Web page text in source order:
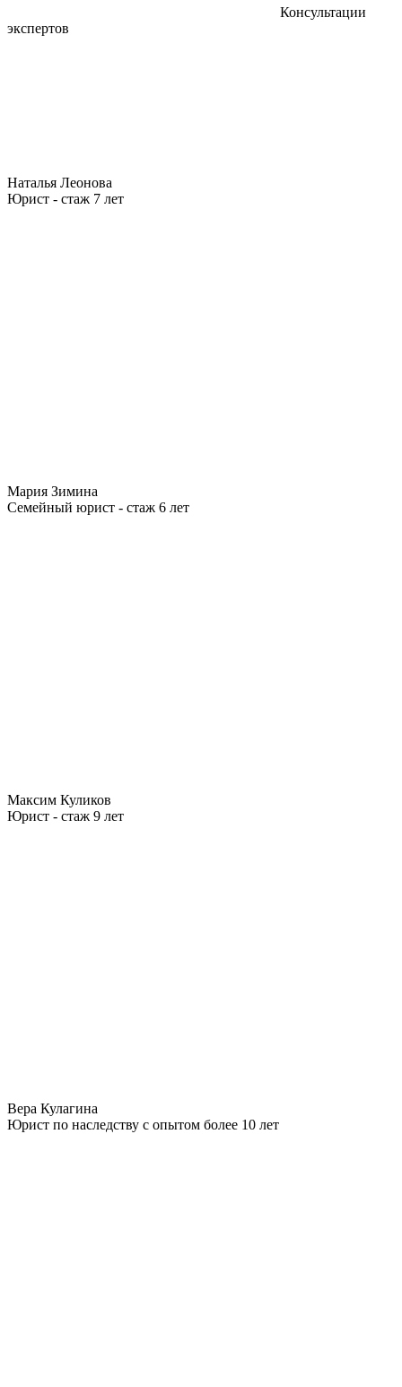
Консультации
экспертов
Наталья Леонова
Юрист - стаж 7 лет
Мария Зимина
Семейный юрист - стаж 6 лет
Максим Куликов
Юрист - стаж 9 лет
Вера Кулагина
Юрист по наследству с опытом более 10 лет